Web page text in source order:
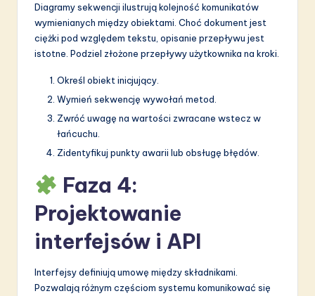
Diagramy sekwencji ilustrują kolejność komunikatów
wymienianych między obiektami. Choć dokument jest
ciężki pod względem tekstu, opisanie przepływu jest
istotne. Podziel złożone przepływy użytkownika na kroki.
Określ obiekt inicjujący.
Wymień sekwencję wywołań metod.
Zwróć uwagę na wartości zwracane wstecz w
łańcuchu.
Zidentyfikuj punkty awarii lub obsługę błędów.
Faza 4:
Projektowanie
interfejsów i API
Interfejsy definiują umowę między składnikami.
Pozwalają różnym częściom systemu komunikować się